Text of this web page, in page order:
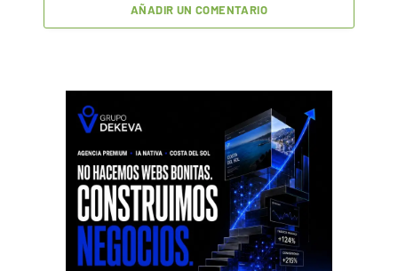
AÑADIR UN COMENTARIO